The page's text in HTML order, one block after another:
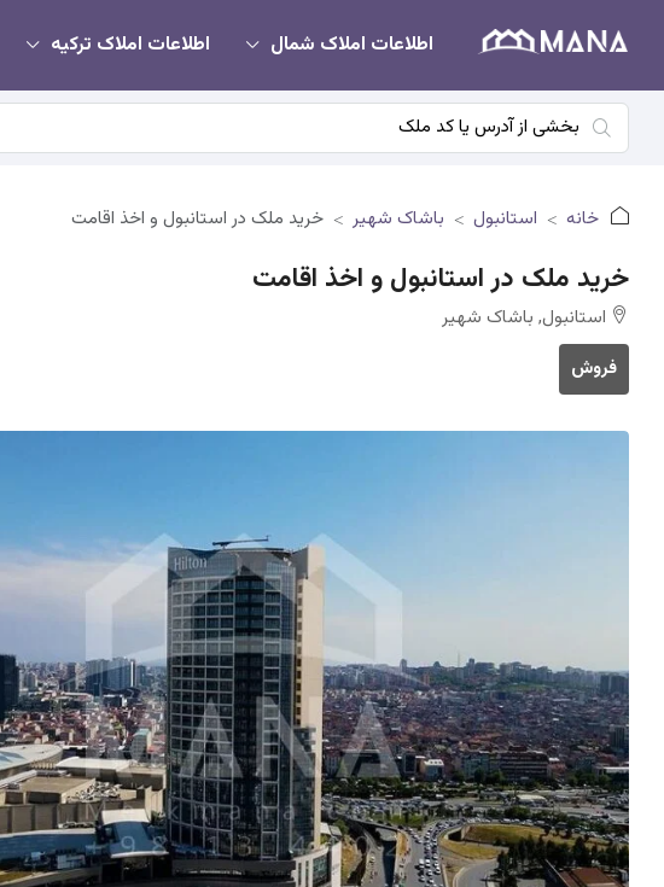
اطلاعات املاک شمال اطلاعات املاک ترکیه
خانه استانبول باشاک شهیر خرید ملک در استانبول و اخذ اقامت
خرید ملک در استانبول و اخذ اقامت
استانبول, باشاک شهیر
فروش